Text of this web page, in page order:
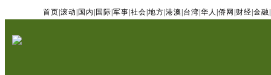
首页 滚动 国内 国际 军事 社会 地方 港澳 台湾 华人 侨网 财经 金融